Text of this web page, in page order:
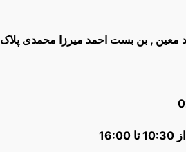
معین , بن بست احمد میرزا محمدی پلاک 15